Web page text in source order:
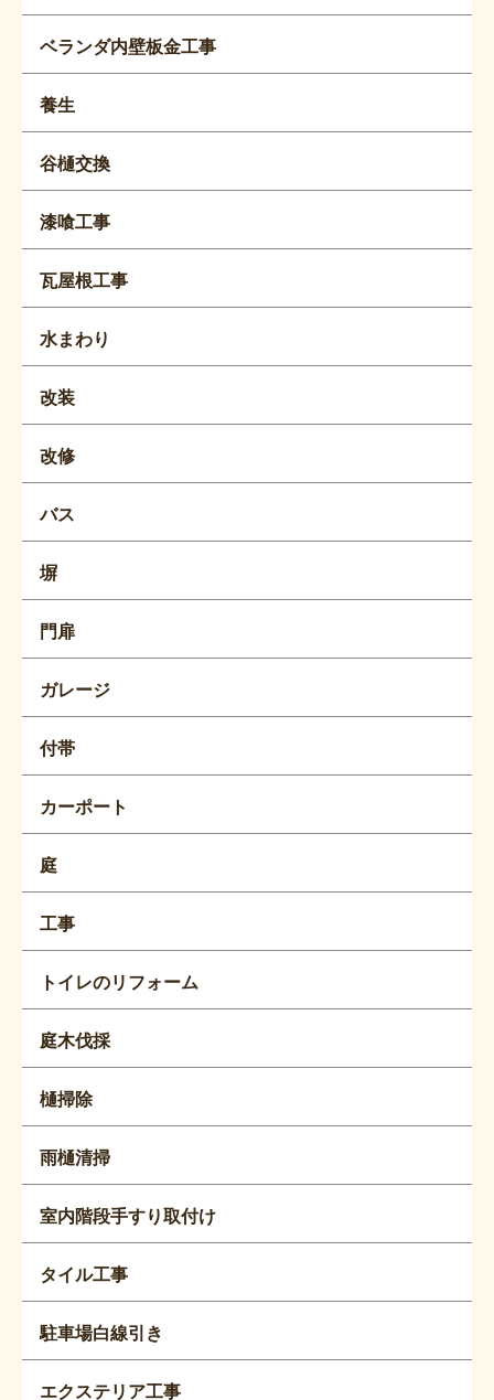
ベランダ内壁板金工事
養生
谷樋交換
漆喰工事
瓦屋根工事
水まわり
改装
改修
バス
塀
門扉
ガレージ
付帯
カーポート
庭
工事
トイレのリフォーム
庭木伐採
樋掃除
雨樋清掃
室内階段手すり取付け
タイル工事
駐車場白線引き
エクステリア工事